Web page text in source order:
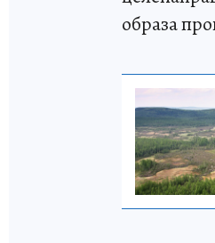
образа